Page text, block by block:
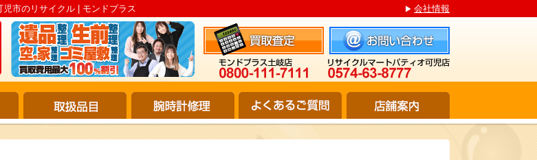
市のリサイクル | モンドプラス 会社情報